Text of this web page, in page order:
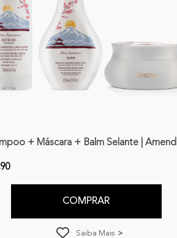
Science + Máscara
+ Máscara + Balm Selante |
COMPRAR
Saiba Mais